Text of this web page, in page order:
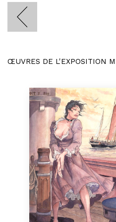
ŒUVRES DE L'EXPOSITION